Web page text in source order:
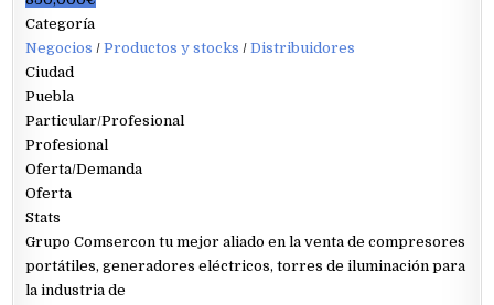
Categoría
Negocios /Productos y stocks /Distribuidores
Ciudad
Puebla
Particular/Profesional
Profesional
Oferta/Demanda
Oferta
Stats
Grupo Comsercon tu mejor aliado en la venta de compresores
portátiles, generadores eléctricos, torres de iluminación para
la industria de